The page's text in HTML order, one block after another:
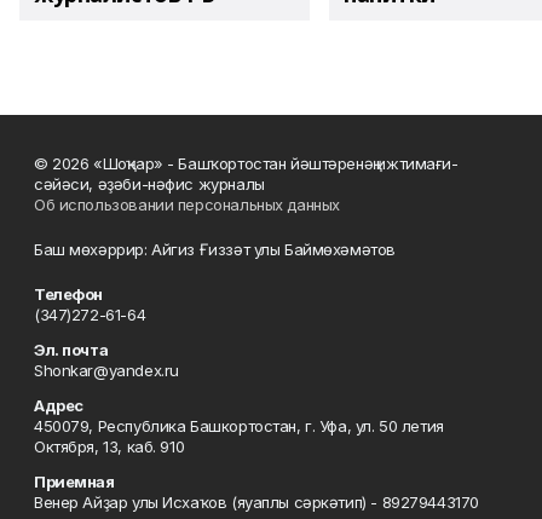
© 2026 «Шоңҡар» - Башҡортостан йәштәренәң ижтимағи-
сәйәси, әҙәби-нәфис журналы
Об использовании персональных данных
Баш мөхәррир: Айгиз Ғиззәт улы Баймөхәмәтов
Телефон
(347)272-61-64
Эл. почта
Shonkar@yandex.ru
Адрес
450079, Республика Башкортостан, г. Уфа, ул. 50 летия
Октября, 13, каб. 910
Приемная
Венер Айҙар улы Исхаҡов (яуаплы сәркәтип) - 89279443170